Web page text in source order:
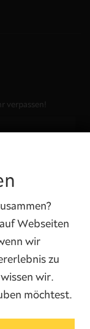
verpassen!
und ich bin damit
Webseiten
wir
zu
wir.
möchtest.